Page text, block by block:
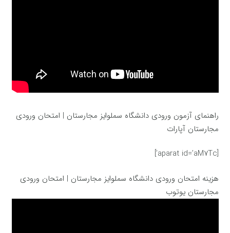
راهنمای آزمون ورودی دانشگاه سملوایز مجارستان | امتحان ورودی
مجارستان آپارات
[aparat id=’aM7Tc’]
هزینه امتحان ورودی دانشگاه سملوایز مجارستان | امتحان ورودی
مجارستان یوتوب